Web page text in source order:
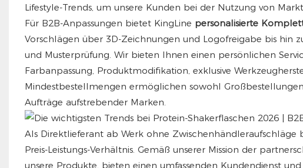
Lifestyle-Trends, um unsere Kunden bei der Nutzung von
Für B2B-Anpassungen bietet KingLine personalisierte
Vorschlägen über 3D-Zeichnungen und Logofreigabe bis hin
und Musterprüfung. Wir bieten Ihnen einen persönlichen
Farbanpassung, Produktmodifikation, exklusive
Mindestbestellmengen ermöglichen sowohl
Aufträge aufstrebender Marken.
Als Direktlieferant ab Werk ohne
Preis-Leistungs-Verhältnis. Gemäß unserer Mission der
unsere Produkte, bieten einen umfassenden Kundendienst